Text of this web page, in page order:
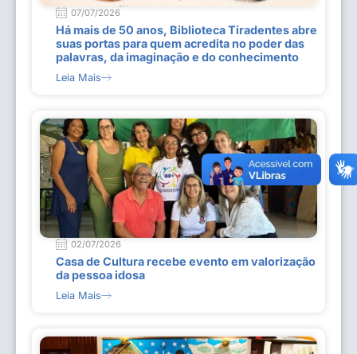
07/07/2026
Há mais de 50 anos, Biblioteca Tiradentes abre
suas portas para quem acredita no poder das
palavras, da imaginação e do conhecimento
Leia Mais
02/07/2026
Casa de Cultura recebe evento em valorização
da pessoa idosa
Leia Mais